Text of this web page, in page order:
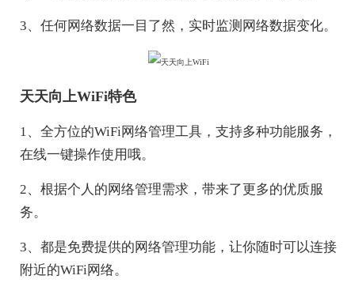
3、任何网络数据一目了然，实时监测网络数据变化。
天天向上WiFi特色
1、全方位的WiFi网络管理工具，支持多种功能服务，
在线一键操作使用哦。
2、根据个人的网络管理需求，带来了更多的优质服
务。
3、都是免费提供的网络管理功能，让你随时可以连接
附近的WiFi网络。